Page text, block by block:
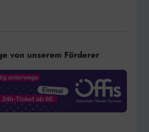
von unserem Förderer